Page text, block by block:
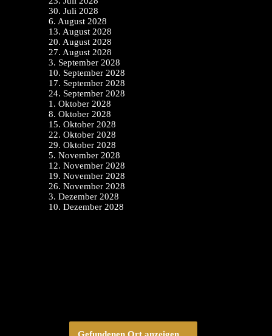
30. Juli 2028
6. August 2028
13. August 2028
20. August 2028
27. August 2028
3. September 2028
10. September 2028
17. September 2028
24. September 2028
1. Oktober 2028
8. Oktober 2028
15. Oktober 2028
22. Oktober 2028
29. Oktober 2028
5. November 2028
12. November 2028
19. November 2028
26. November 2028
3. Dezember 2028
10. Dezember 2028